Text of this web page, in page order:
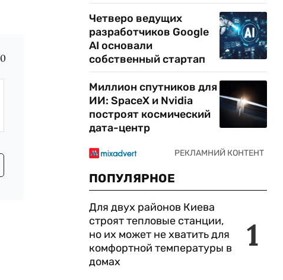
0
Четверо ведущих
разработчиков Google
AI основали
собственный стартап
Миллион спутников для
ИИ: SpaceX и Nvidia
построят космический
дата-центр
ПОПУЛЯРНОЕ
1
Для двух районов Киева
строят тепловые станции,
но их может не хватить для
комфортной температуры в
домах